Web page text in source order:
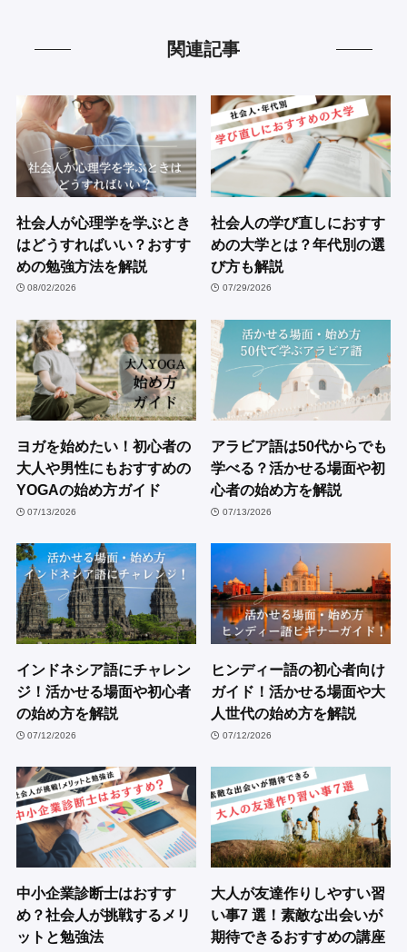
関連記事
社会人が心理学を学ぶとき
はどうすればいい？おすす
めの勉強方法を解説
08/02/2026
社会人の学び直しにおすす
めの大学とは？年代別の選
び方も解説
07/29/2026
ヨガを始めたい！初心者の
大人や男性にもおすすめの
YOGAの始め方ガイド
07/13/2026
アラビア語は50代からでも
学べる？活かせる場面や初
心者の始め方を解説
07/13/2026
インドネシア語にチャレン
ジ！活かせる場面や初心者
の始め方を解説
07/12/2026
ヒンディー語の初心者向け
ガイド！活かせる場面や大
人世代の始め方を解説
07/12/2026
中小企業診断士はおすす
め？社会人が挑戦するメリ
ットと勉強法
大人が友達作りしやすい習
い事7 選！素敵な出会いが
期待できるおすすめの講座